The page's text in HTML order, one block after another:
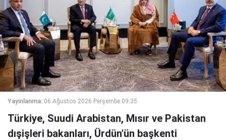
Yayınlanma: 06 Ağustos 2026 Perşembe 09:35
Türkiye, Suudi Arabistan, Mısır ve Pakistan
dışişleri bakanları, Ürdün'ün başkenti